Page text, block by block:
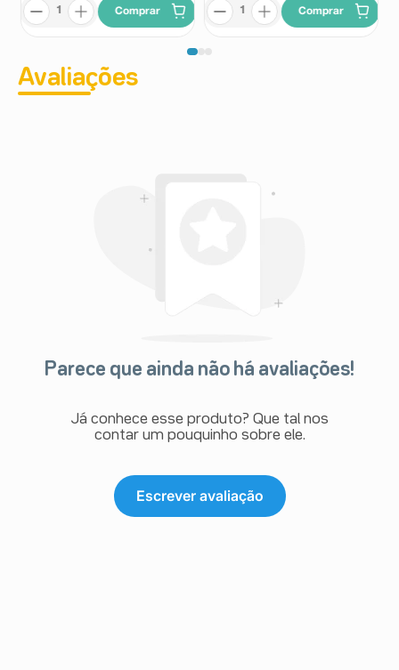
Comprar Comprar
Avaliações
Parece que ainda não há avaliações!
Já conhece esse produto? Que tal nos
contar um pouquinho sobre ele.
Escrever avaliação